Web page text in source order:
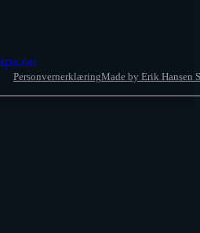
PersonvernerklæringMade by Erik Hansen